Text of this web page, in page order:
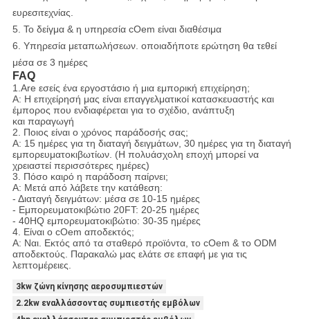
ευρεσιτεχνίας.
5. Το δείγμα & η υπηρεσία cOem είναι διαθέσιμα
6. Υπηρεσία μεταπωλήσεων. οποιαδήποτε ερώτηση θα τεθεί
μέσα σε 3 ημέρες
FAQ
1.Are εσείς ένα εργοστάσιο ή μια εμπορική επιχείρηση;
Α: Η επιχείρησή μας είναι επαγγελματικοί κατασκευαστής και
έμπορος που ενδιαφέρεται για το σχέδιο, ανάπτυξη
και παραγωγή
2. Ποιος είναι ο χρόνος παράδοσής σας;
Α: 15 ημέρες για τη διαταγή δειγμάτων, 30 ημέρες για τη διαταγή
εμπορευματοκιβωτίων. (Η πολυάσχολη εποχή μπορεί να
χρειαστεί περισσότερες ημέρες)
3. Πόσο καιρό η παράδοση παίρνει;
Α: Μετά από λάβετε την κατάθεση:
- Διαταγή δειγμάτων: μέσα σε 10-15 ημέρες
- Εμπορευματοκιβώτιο 20FT: 20-25 ημέρες
- 40HQ εμπορευματοκιβώτιο: 30-35 ημέρες
4. Είναι ο cOem αποδεκτός;
Α: Ναι. Εκτός από τα σταθερό προϊόντα, το cOem & το ODM
αποδεκτούς. Παρακαλώ μας ελάτε σε επαφή με για τις
λεπτομέρειες.
3kw ζώνη κίνησης αεροσυμπιεστών
2.2kw εναλλάσσοντας συμπιεστής εμβόλων